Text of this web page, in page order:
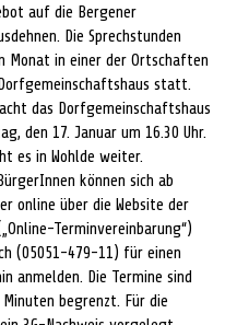
auf die Bergener
Die Sprechstunden
Monat in einer der Ortschaften
statt.
das Dorfgemeinschaftshaus
den 17. Januar um 16.30 Uhr.
es in Wohlde weiter.
können sich ab
online über die Website der
Terminvereinbarung“)
(05051-479-11) für einen
anmelden. Die Termine sind
begrenzt. Für die